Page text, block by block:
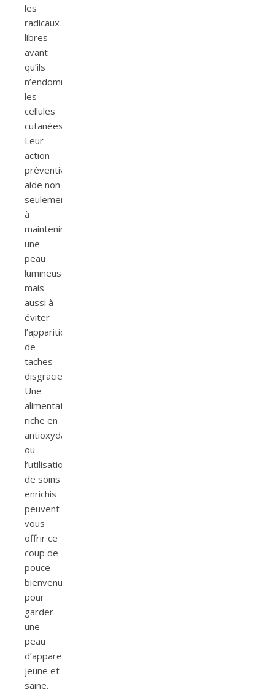
les
radicaux
libres
avant
qu’ils
n’endommagent
les
cellules
cutanées.
Leur
action
préventive
aide non
seulement
à
maintenir
une
peau
lumineuse,
mais
aussi à
éviter
l’apparition
de
taches
disgracieuses.
Une
alimentation
riche en
antioxydants
ou
l’utilisation
de soins
enrichis
peuvent
vous
offrir ce
coup de
pouce
bienvenu
pour
garder
une
peau
d’apparence
jeune et
saine.